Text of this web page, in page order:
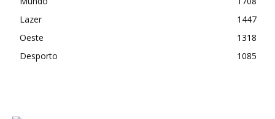
Lazer
1447
Oeste
1318
Desporto
1085